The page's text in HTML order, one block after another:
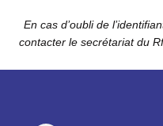
En cas d’oubli de
contacter le secrétariat du